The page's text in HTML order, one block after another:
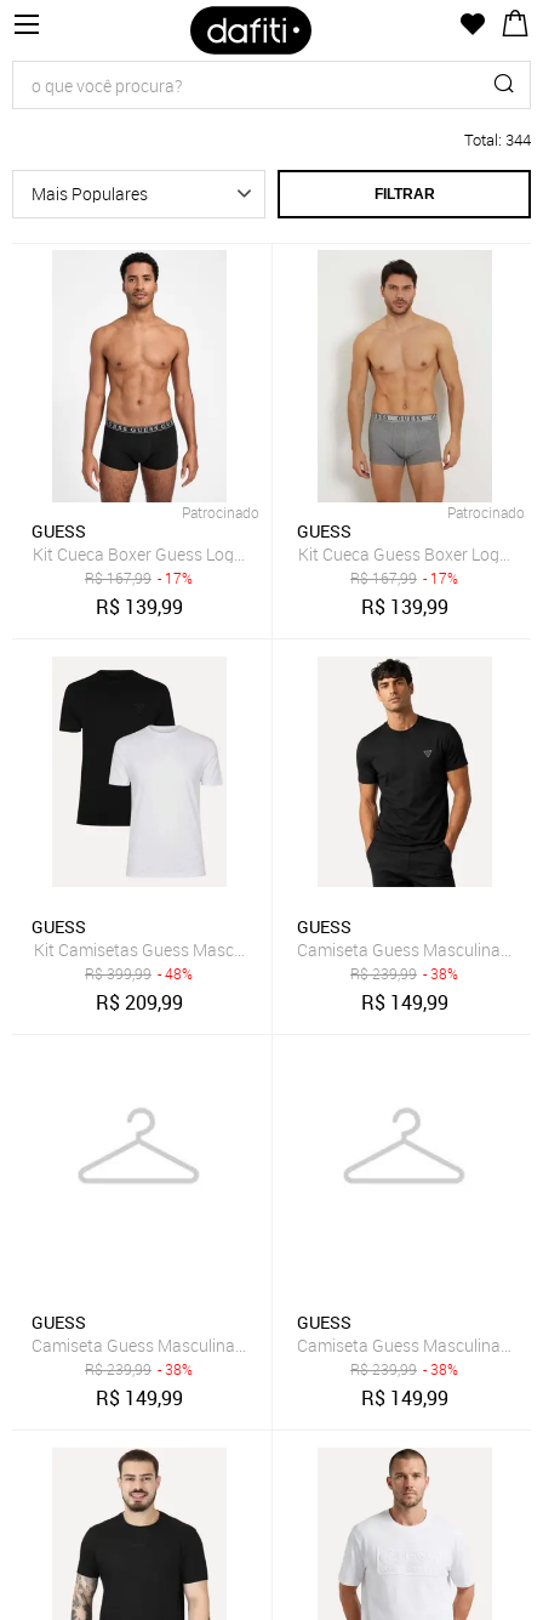
Total: 344
FILTRAR
Patrocinado
GUESS
Kit Cueca Boxer Guess Logo Preto
R$167,99 - 17%
R$ 139,99
Patrocinado
GUESS
Kit Cueca Guess Boxer Logo
R$167,99 - 17%
R$ 139,99
GUESS
Kit Camisetas Guess Masculina Bordado Peito Preta/Branca
R$399,99 - 48%
R$209,99
GUESS
Camiseta Guess Masculina
R$239,99 - 38%
R$ 149,99
GUESS
Camiseta Guess Masculina Classic Logo Embossed Azul Marinho
R$239,99 - 38%
R$ 149,99
GUESS
Camiseta Guess Masculina Los
R$239,99 - 38%
R$ 149,99